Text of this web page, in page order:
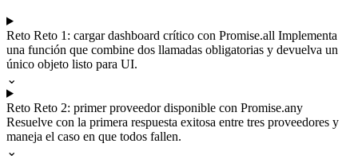
Reto Reto 1: cargar dashboard crítico con Promise.all Implementa
una función que combine dos llamadas obligatorias y devuelva un
único objeto listo para UI.
⌄
Reto Reto 2: primer proveedor disponible con Promise.any
Resuelve con la primera respuesta exitosa entre tres proveedores y
maneja el caso en que todos fallen.
⌄